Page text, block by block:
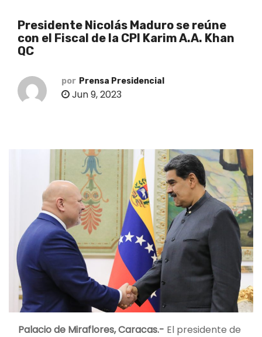
Presidente Nicolás Maduro se reúne
con el Fiscal de la CPI Karim A.A. Khan
QC
por Prensa Presidencial
Jun 9, 2023
Palacio de Miraflores, Caracas.- El presidente de